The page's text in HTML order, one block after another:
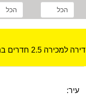
דירה למכירה 2.5 חדרים בתל אביב
עיר: